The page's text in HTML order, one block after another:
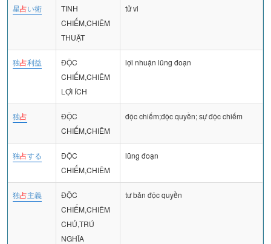
星占い術
TINH
CHIẾM,CHIÊM
THUẬT
tử vi
独占利益
ĐỘC
CHIẾM,CHIÊM
LỢI ÍCH
lợi nhuận lũng đoạn
独占
ĐỘC
CHIẾM,CHIÊM
độc chiếm;độc quyền; sự độc chiếm
独占する
ĐỘC
CHIẾM,CHIÊM
lũng đoạn
独占主義
ĐỘC
CHIẾM,CHIÊM
CHỦ,TRÚ
NGHĨA
tư bản độc quyền